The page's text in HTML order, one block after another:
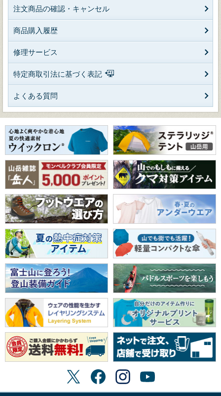
注文商品の確認・キャンセル
商品購入履歴
修理サービス
特定商取引法に基づく表記
よくある質問